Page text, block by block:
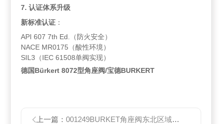
7. 认证体系升级
新标准认证 ：
API 607 7th Ed.（防火安全）
NACE MR0175（酸性环境）
SIL3（IEC 61508单阀实现）
德国Bürkert 8072型角座阀/宝德BURKERT
上一篇：001249BURKET角座阀东北区域总代理